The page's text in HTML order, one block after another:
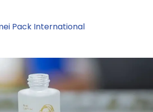
Pack International